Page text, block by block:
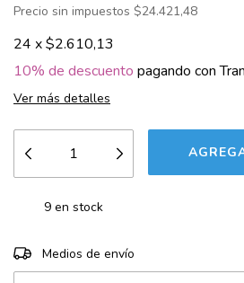
Precio sin impuestos $24.421,48
24 x$2.610,13
10% de descuento pagando con
Ver más detalles
9 en stock
Entregas para el CP:
Medios de envío